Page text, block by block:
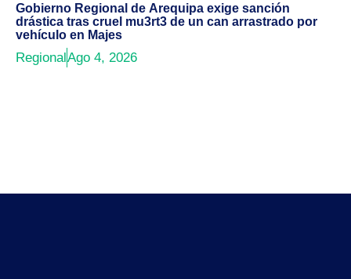
Gobierno Regional de Arequipa exige sanción
drástica tras cruel mu3rt3 de un can arrastrado por
vehículo en Majes
RegionalAgo 4, 2026